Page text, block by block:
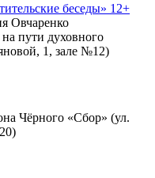
беседы» 12+
Овчаренко
пути духовного
1, зале №12)
Чёрного «Сбор» (ул.